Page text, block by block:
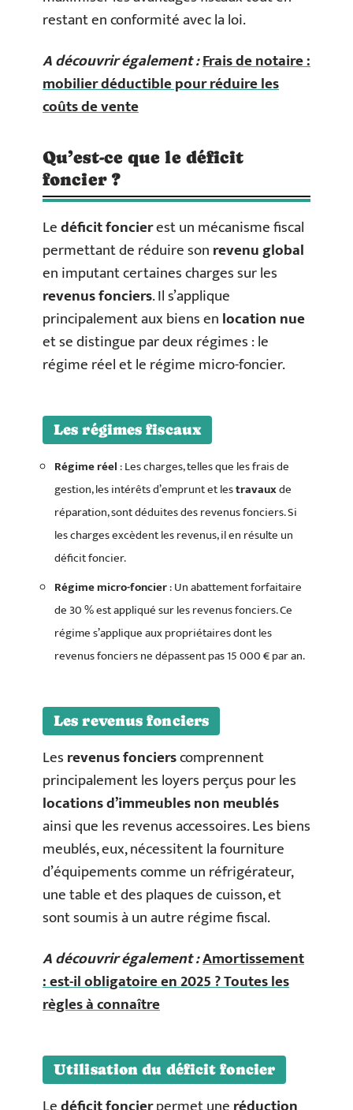
restant en conformité avec la loi.
A découvrir également :Frais de notaire :
mobilier déductible pour réduire les
coûts de vente
Qu’est-ce que le déficit
foncier ?
Ledéficit foncierest un mécanisme fiscal
permettant de réduire sonrevenu global
en imputant certaines charges sur les
revenus fonciers. Il s’applique
principalement aux biens enlocation nue
et se distingue par deux régimes : le
régime réel et le régime micro-foncier.
Les régimes fiscaux
Régime réel: Les charges, telles que les frais de
gestion, les intérêts d’emprunt et lestravauxde
réparation, sont déduites des revenus fonciers. Si
les charges excèdent les revenus, il en résulte un
déficit foncier.
Régime micro-foncier: Un abattement forfaitaire
de 30 % est appliqué sur les revenus fonciers. Ce
régime s’applique aux propriétaires dont les
revenus fonciers ne dépassent pas 15 000 € par an.
Les revenus fonciers
Lesrevenus foncierscomprennent
principalement les loyers perçus pour les
locations d’immeubles non meublés
ainsi que les revenus accessoires. Les biens
meublés, eux, nécessitent la fourniture
d’équipements comme un réfrigérateur,
une table et des plaques de cuisson, et
sont soumis à un autre régime fiscal.
A découvrir également :Amortissement
: est-il obligatoire en 2025 ? Toutes les
règles à connaître
Utilisation du déficit foncier